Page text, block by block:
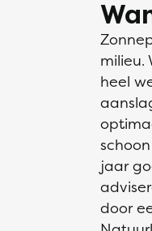
milieu.
heel
jaar
door